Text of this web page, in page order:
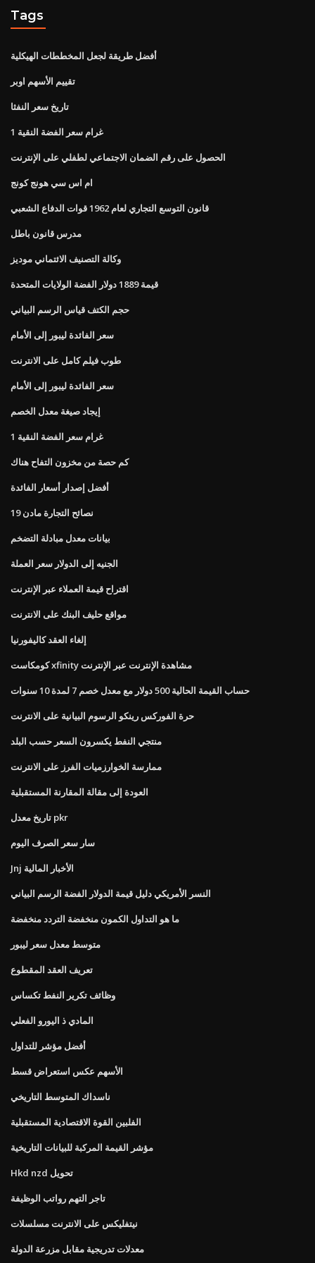
Tags
أفضل طريقة لجعل المخططات الهيكلية
تقييم الأسهم اوبر
تاريخ سعر النفثا
1 غرام سعر الفضة النقية
الحصول على رقم الضمان الاجتماعي لطفلي على الإنترنت
ام اس سي هونج كونج
قانون التوسع التجاري لعام 1962 قوات الدفاع الشعبي
مدرس قانون باطل
وكالة التصنيف الائتماني موديز
قيمة 1889 دولار الفضة الولايات المتحدة
حجم الكتف قياس الرسم البياني
سعر الفائدة ليبور إلى الأمام
طوب فيلم كامل على الانترنت
سعر الفائدة ليبور إلى الأمام
إيجاد صيغة معدل الخصم
1 غرام سعر الفضة النقية
كم حصة من مخزون التفاح هناك
أفضل إصدار أسعار الفائدة
نصائح التجارة مادن 19
بيانات معدل مبادلة التضخم
الجنيه إلى الدولار سعر العملة
اقتراح قيمة العملاء عبر الإنترنت
مواقع حليف البنك على الانترنت
إلغاء العقد كاليفورنيا
كومكاست xfinity مشاهدة الإنترنت عبر الإنترنت
حساب القيمة الحالية 500 دولار مع معدل خصم 7 لمدة 10 سنوات
حرة الفوركس رينكو الرسوم البيانية على الانترنت
منتجي النفط يكسرون السعر حسب البلد
ممارسة الخوارزميات الفرز على الانترنت
العودة إلى مقالة المقارنة المستقبلية
تاريخ معدل pkr
سار سعر الصرف اليوم
Jnj الأخبار المالية
النسر الأمريكي دليل قيمة الدولار الفضة الرسم البياني
ما هو التداول الكمون منخفضة التردد منخفضة
متوسط ​​معدل سعر ليبور
تعريف العقد المقطوع
وظائف تكرير النفط تكساس
المادي ذ اليورو الفعلي
أفضل مؤشر للتداول
الأسهم عكس استعراض قسط
ناسداك المتوسط ​​التاريخي
الفلبين القوة الاقتصادية المستقبلية
مؤشر القيمة المركبة للبيانات التاريخية
Hkd nzd تحويل
تاجر التهم رواتب الوظيفة
نيتفليكس على الانترنت مسلسلات
معدلات تدريجية مقابل مزرعة الدولة